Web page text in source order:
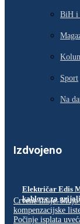
BiH i
Sport
Na
Izdvojeno
Električar Edis
kablove za
Crvene linije:
kompenzacijske
Počinje isplata